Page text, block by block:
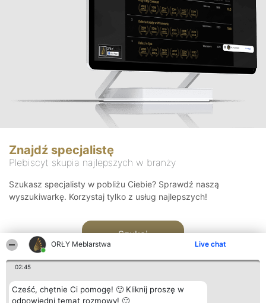
ORŁY Meblarstwa Live chat
02:45
Cześć, chętnie Ci pomogę! 🙂 Kliknij proszę w
odpowiedni temat rozmowy! 🙂
Znajdź specjalistę
Plebiscyt skupia najlepszych w branży
Szukasz specjalisty w pobliżu Ciebie? Sprawdź naszą
wyszukiwarkę. Korzystaj tylko z usług najlepszych!
Szukaj